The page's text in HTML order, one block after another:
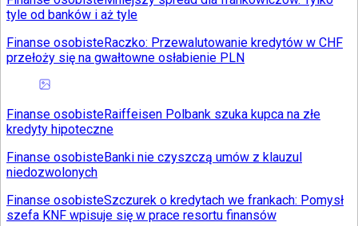
tyle od banków i aż tyle
Finanse osobisteRaczko: Przewalutowanie kredytów w CHF
przełoży się na gwałtowne osłabienie PLN
Finanse osobisteRaiffeisen Polbank szuka kupca na złe
kredyty hipoteczne
Finanse osobisteBanki nie czyszczą umów z klauzul
niedozwolonych
Finanse osobisteSzczurek o kredytach we frankach: Pomysł
szefa KNF wpisuje się w prace resortu finansów